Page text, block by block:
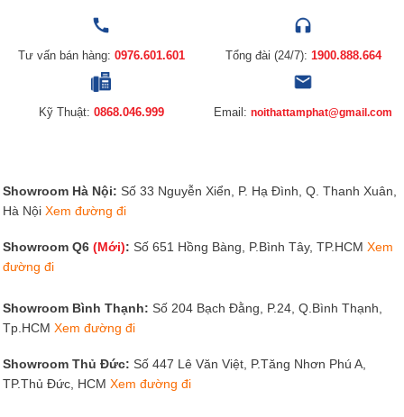
Tư vấn bán hàng: 0976.601.601 Tổng đài (24/7): 1900.888.664
Kỹ Thuật: 0868.046.999 Email: noithattamphat@gmail.com
Showroom Hà Nội: Số 33 Nguyễn Xiển, P. Hạ Đình, Q. Thanh Xuân,
Hà Nội Xem đường đi
Showroom Q6 (Mới): Số 651 Hồng Bàng, P.Bình Tây, TP.HCM Xem
đường đi
Showroom Bình Thạnh: Số 204 Bạch Đằng, P.24, Q.Bình Thạnh,
Tp.HCM Xem đường đi
Showroom Thủ Đức: Số 447 Lê Văn Việt, P.Tăng Nhơn Phú A,
TP.Thủ Đức, HCM Xem đường đi